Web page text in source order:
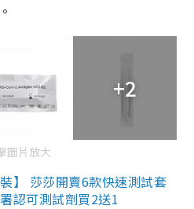
+2
圖片放大
】 莎莎開賣6款快速測試套
認可測試劑買2送1